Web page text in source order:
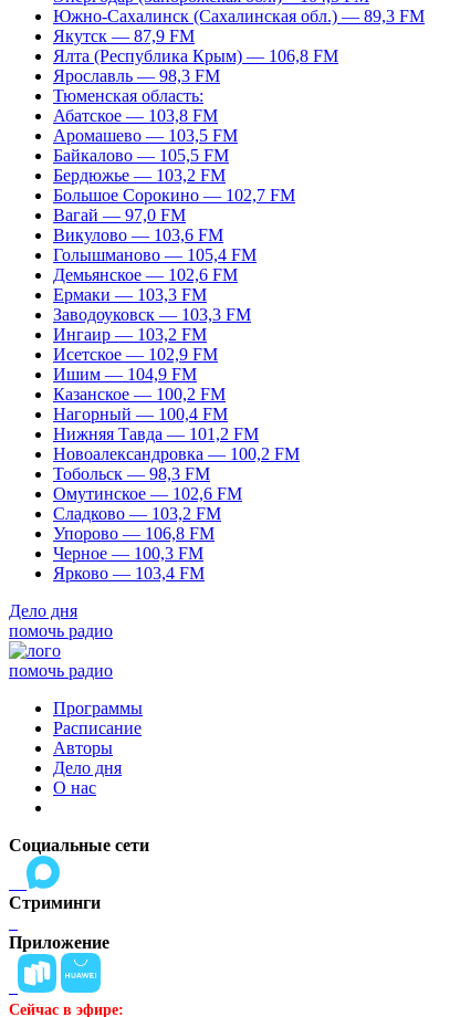
Южно-Сахалинск (Сахалинская обл.) — 89,3 FM
Якутск — 87,9 FM
Ялта (Республика Крым) — 106,8 FM
Ярославль — 98,3 FM
Тюменская область:
Абатское — 103,8 FM
Аромашево — 103,5 FM
Байкалово — 105,5 FM
Бердюжье — 103,2 FM
Большое Сорокино — 102,7 FM
Вагай — 97,0 FM
Викулово — 103,6 FM
Голышманово — 105,4 FM
Демьянское — 102,6 FM
Ермаки — 103,3 FM
Заводоуковск — 103,3 FM
Ингаир — 103,2 FM
Исетское — 102,9 FM
Ишим — 104,9 FM
Казанское — 100,2 FM
Нагорный — 100,4 FM
Нижняя Тавда — 101,2 FM
Новоалександровка — 100,2 FM
Тобольск — 98,3 FM
Омутинское — 102,6 FM
Сладково — 103,2 FM
Упорово — 106,8 FM
Черное — 100,3 FM
Ярково — 103,4 FM
Дело дня
помочь радио
помочь радио
Программы
Расписание
Авторы
Дело дня
О нас
Социальные сети
Стриминги
Приложение
Сейчас в эфире: